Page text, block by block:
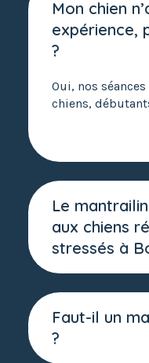
Mon chien
expérience,
?
Oui, nos
chiens,
Le
aux chiens
stressés à
Faut-il un
?